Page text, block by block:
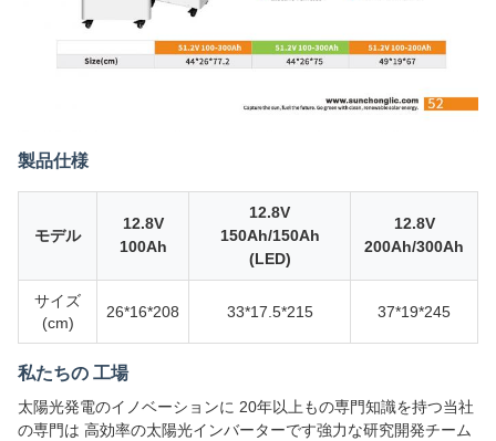
製品仕様
モデル
12.8V
100Ah
12.8V
150Ah/150Ah
(LED)
12.8V
200Ah/300Ah
サイズ
(cm)
26*16*208 33*17.5*215 37*19*245
私たちの 工場
太陽光発電のイノベーションに 20年以上もの専門知識を持つ当社
の専門は 高効率の太陽光インバーターです強力な研究開発チーム